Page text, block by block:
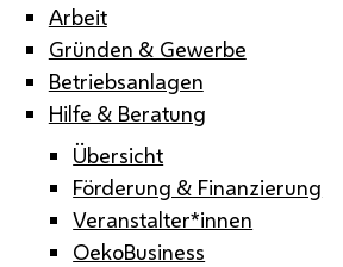
Arbeit
Gründen & Gewerbe
Betriebsanlagen
Hilfe & Beratung
Übersicht
Förderung & Finanzierung
Veranstalter*innen
OekoBusiness